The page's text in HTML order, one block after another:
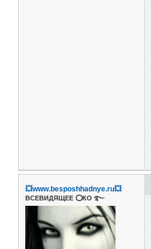
💥www.besposhhadnye.ru💥
ВСЕВИДЯЩЕЕ ⭕️КО ࿐